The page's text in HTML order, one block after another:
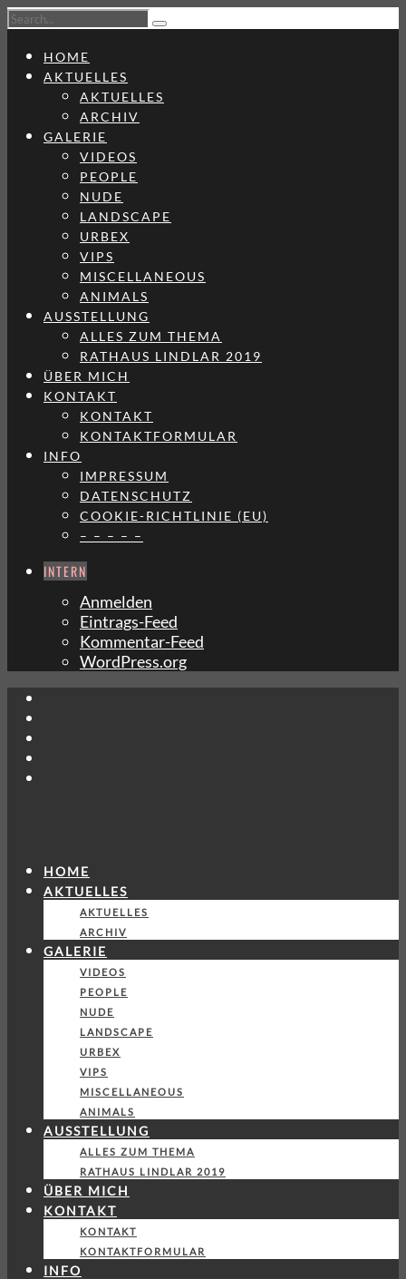
HOME
AKTUELLES
AKTUELLES
ARCHIV
GALERIE
VIDEOS
PEOPLE
NUDE
LANDSCAPE
URBEX
VIPS
MISCELLANEOUS
ANIMALS
AUSSTELLUNG
ALLES ZUM THEMA
RATHAUS LINDLAR 2019
ÜBER MICH
KONTAKT
KONTAKT
KONTAKTFORMULAR
INFO
IMPRESSUM
DATENSCHUTZ
COOKIE-RICHTLINIE (EU)
– – – – –
INTERN
Anmelden
Eintrags-Feed
Kommentar-Feed
WordPress.org
HOME
AKTUELLES
AKTUELLES
ARCHIV
GALERIE
VIDEOS
PEOPLE
NUDE
LANDSCAPE
URBEX
VIPS
MISCELLANEOUS
ANIMALS
AUSSTELLUNG
ALLES ZUM THEMA
RATHAUS LINDLAR 2019
ÜBER MICH
KONTAKT
KONTAKT
KONTAKTFORMULAR
INFO